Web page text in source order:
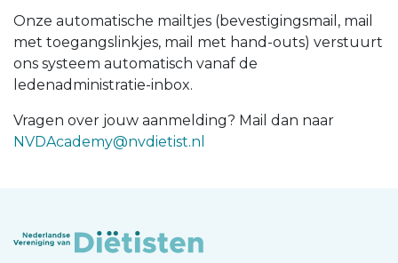
Onze automatische mailtjes (bevestigingsmail, mail
met toegangslinkjes, mail met hand-outs) verstuurt
ons systeem automatisch vanaf de
ledenadministratie-inbox.
Vragen over jouw aanmelding? Mail dan naar
NVDAcademy@nvdietist.nl